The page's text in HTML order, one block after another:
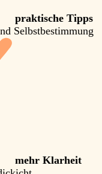
praktische Tipps
Selbstbestimmung
mehr Klarheit